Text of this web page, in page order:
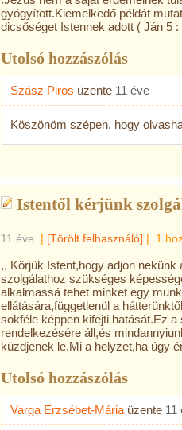
gyógyított.Kiemelkedő példát
dicsőséget Istennek adott ( Ján 5
Utolsó hozzászólás
Szász Piros üzente 11 éve
Köszönöm szépen, hogy
Istentől kérjünk
11 éve | [Törölt felhasználó] | 1
,, Körjük Istent,hogy adjon
szolgálathoz szükséges
alkalmassá tehet minket egy
ellátására,függetlenül a
sokféle képpen kifejti hatását.Ez
rendelkezésére áll,és
küzdjenek le.Mi a helyzet,ha úgy
Utolsó hozzászólás
Varga Erzsébet-Mária üzente 11